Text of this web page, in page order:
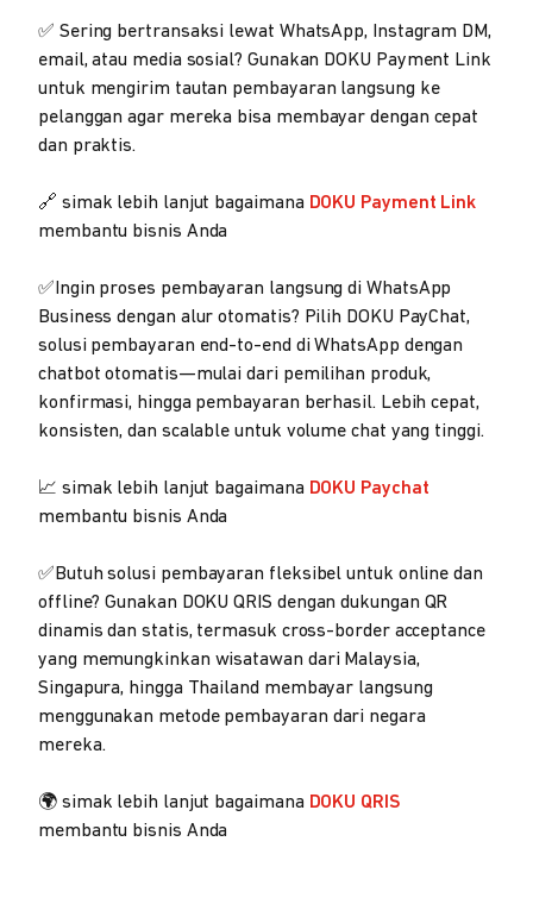
✅ Sering bertransaksi lewat WhatsApp, Instagram DM,
email, atau media sosial? Gunakan DOKU Payment Link
untuk mengirim tautan pembayaran langsung ke
pelanggan agar mereka bisa membayar dengan cepat
dan praktis.
🔗 simak lebih lanjut bagaimana DOKU Payment Link
membantu bisnis Anda
✅Ingin proses pembayaran langsung di WhatsApp
Business dengan alur otomatis? Pilih DOKU PayChat,
solusi pembayaran end-to-end di WhatsApp dengan
chatbot otomatis—mulai dari pemilihan produk,
konfirmasi, hingga pembayaran berhasil. Lebih cepat,
konsisten, dan scalable untuk volume chat yang tinggi.
📈 simak lebih lanjut bagaimana DOKU Paychat
membantu bisnis Anda
✅Butuh solusi pembayaran fleksibel untuk online dan
offline? Gunakan DOKU QRIS dengan dukungan QR
dinamis dan statis, termasuk cross-border acceptance
yang memungkinkan wisatawan dari Malaysia,
Singapura, hingga Thailand membayar langsung
menggunakan metode pembayaran dari negara
mereka.
🌍 simak lebih lanjut bagaimana DOKU QRIS
membantu bisnis Anda